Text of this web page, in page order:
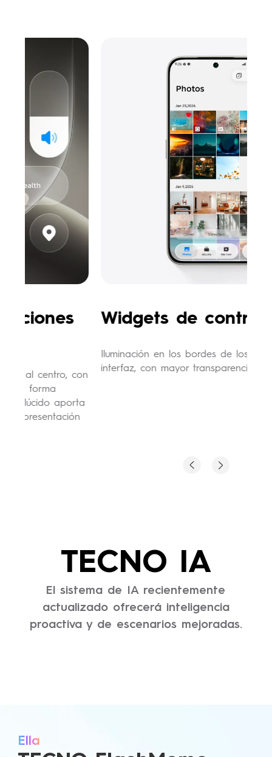
Widgets de control
Iluminación en los bordes de los controles de
interfaz, con mayor transparencia y elegancia.
TECNO IA
El sistema de IA recientemente
actualizado ofrecerá inteligencia
proactiva y de escenarios mejoradas.
Ella